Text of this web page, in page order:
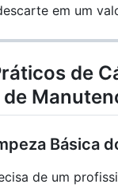
em um
de
Básica
de um